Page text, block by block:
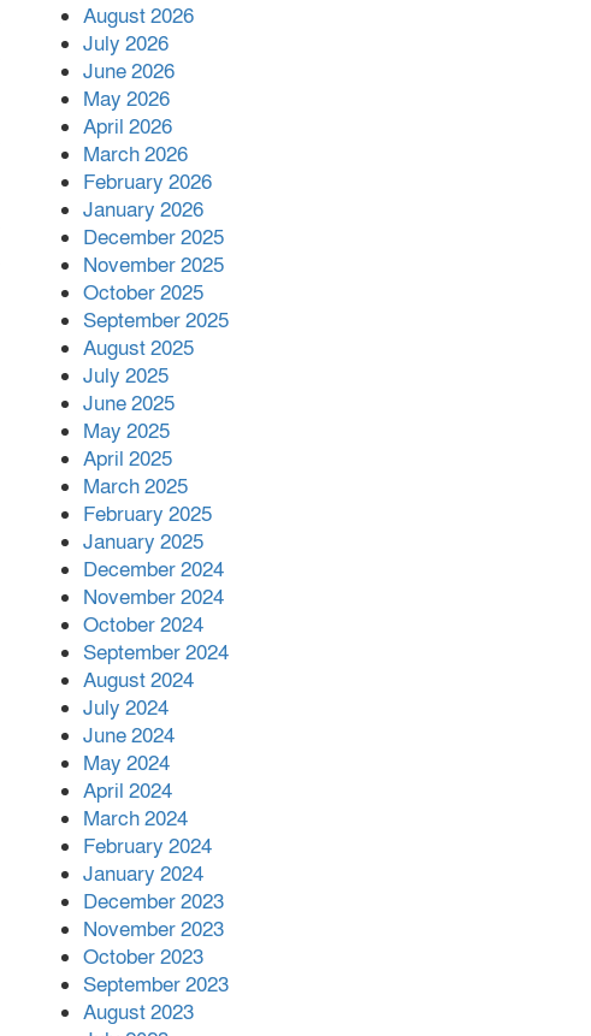
হঠাৎ সদর হাসপাতালে এমপি
পার্থ,রোগীদের পাশে দাঁড়িয়ে শুনলেন সেবার বাস্তব চিত্র
অনন্য দৃষ্টান্ত স্থাপন করলেন ইউএনও
বেদবতী মিস্ত্রী।
‘জ্বিন হাজিরে স্বর্ণ দ্বিগুণ’— প্রতারণার
ফাঁদে ১৭ নারী,দুলারহাটে চক্রের ৪ সদস্য
গ্রেফতার।
৩০ জুলাই একযোগে এসএসসির ফল
প্রকাশ।
August 2026
July 2026
June 2026
May 2026
April 2026
March 2026
February 2026
January 2026
December 2025
November 2025
October 2025
September 2025
August 2025
July 2025
June 2025
May 2025
April 2025
March 2025
February 2025
January 2025
December 2024
November 2024
October 2024
September 2024
August 2024
July 2024
June 2024
May 2024
April 2024
March 2024
February 2024
January 2024
December 2023
November 2023
October 2023
September 2023
August 2023